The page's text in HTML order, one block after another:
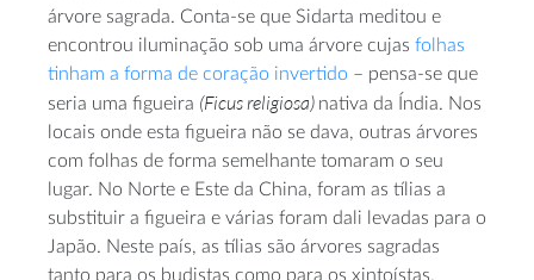
árvore sagrada. Conta-se que Sidarta meditou e
encontrou iluminação sob uma árvore cujas folhas
tinham a forma de coração invertido – pensa-se que
seria uma figueira (Ficus religiosa) nativa da Índia. Nos
locais onde esta figueira não se dava, outras árvores
com folhas de forma semelhante tomaram o seu
lugar. No Norte e Este da China, foram as tílias a
substituir a figueira e várias foram dali levadas para o
Japão. Neste país, as tílias são árvores sagradas
tanto para os budistas como para os xintoístas.